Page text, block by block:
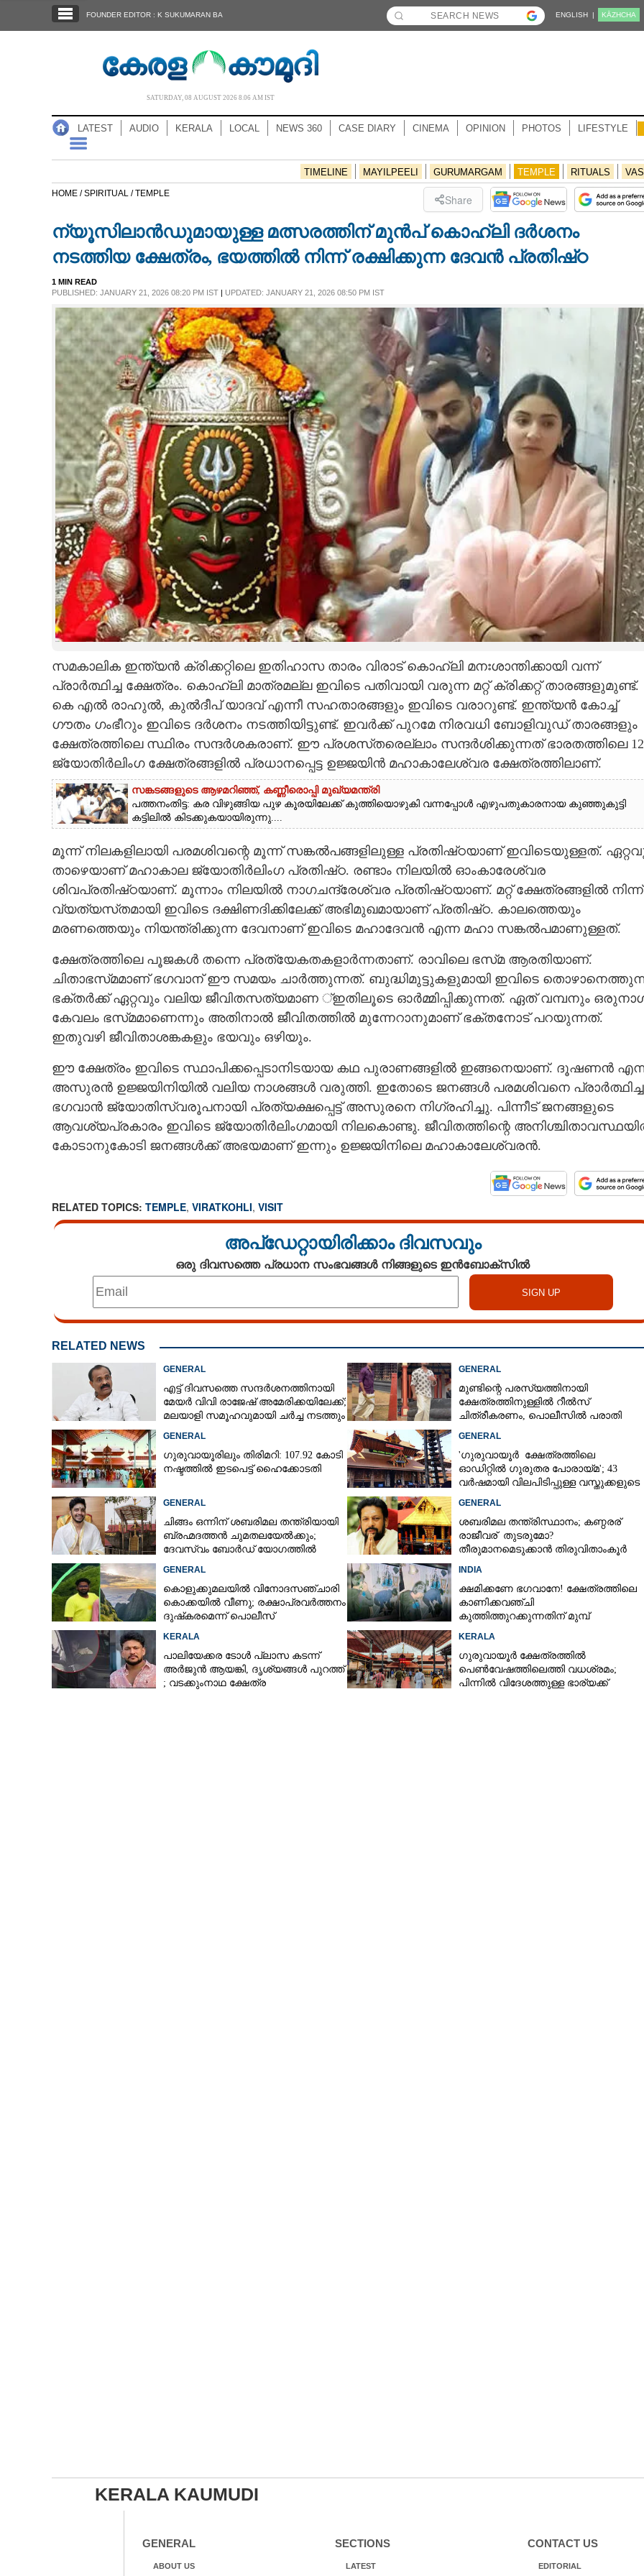
NOTIFIED NEWS
NEWS 360
CASE DIARY
LIFESTYLE
SPIRITUAL
CARTOONS
LITERATURE
CONTACT US
FOUNDER EDITOR : K SUKUMARAN BA ENGLISH | KĀZHCHA
SATURDAY, 08 AUGUST 2026 8.06 AM IST
LATEST AUDIO KERALA LOCAL NEWS 360 CASE DIARY CINEMA OPINION PHOTOS LIFESTYLE
TIMELINE MAYILPEELI GURUMARGAM TEMPLE RITUALS
HOME /SPIRITUAL /TEMPLE Share
ന്യൂസിലാൻഡുമായുള്ള മത്സരത്തിന് മുൻപ് കൊഹ്‌ലി ‌ദർശനം
നടത്തിയ ക്ഷേത്രം, ഭയത്തിൽ നിന്ന് രക്ഷിക്കുന്ന ദേവൻ പ്രതിഷ്‌ഠ
1 MIN READ
PUBLISHED: JANUARY 21, 2026 08:20 PM IST| UPDATED: JANUARY 21, 2026 08:50 PM IST
സമകാലിക ഇന്ത്യൻ ക്രിക്കറ്റിലെ ഇതിഹാസ താരം വിരാട് കൊഹ്‌ലി മനഃശാന്തിക്കായി വന്ന്
പ്രാർത്ഥിച്ച ക്ഷേത്രം. കൊഹ്ലി മാത്രമല്ല ഇവിടെ പതിവായി വരുന്ന മറ്റ് ക്രിക്കറ്റ് താരങ്ങളുമുണ്ട്.
കെ എൽ രാഹുൽ, കുൽദീപ് യാദവ് എന്നീ സഹതാരങ്ങളും ഇവിടെ വരാറുണ്ട്. ഇന്ത്യൻ കോച്ച്
ഗൗതം ഗംഭീറും ഇവിടെ ദർശനം നടത്തിയിട്ടുണ്ട്. ഇവർക്ക് പുറമേ നിരവധി ബോളിവുഡ് താരങ്ങളും
ക്ഷേത്രത്തിലെ സ്ഥിരം സന്ദർശകരാണ്. ഈ പ്രശസ്‌തരെല്ലാം സന്ദർശിക്കുന്നത് ഭാരതത്തിലെ 12
ജ്യോതിർലിംഗ ക്ഷേത്രങ്ങളിൽ പ്രധാനപ്പെട്ട ഉജ്ജയിൻ മഹാകാലേശ്വര ക്ഷേത്രത്തിലാണ്.
സങ്കടങ്ങളുടെ ആഴമറിഞ്ഞ്, കണ്ണീരൊപ്പി മുഖ്യമന്ത്രി
പത്തനംതിട്ട: കര വിഴുങ്ങിയ പുഴ കൂരയിലേക്ക് കുത്തിയൊഴുകി വന്നപ്പോൾ എഴുപതുകാരനായ കുഞ്ഞുകുട്ടി
കട്ടിലിൽ കിടക്കുകയായിരുന്നു....
മൂന്ന് നിലകളിലായി പരമശിവന്റെ മൂന്ന് സങ്കൽപങ്ങളിലുള്ള പ്രതിഷ്‌ഠയാണ് ഇവിടെയുള്ളത്.
താഴെയാണ് മഹാകാല ജ്യോതിർലിംഗ പ്രതിഷ്‌‌ഠ. രണ്ടാം നിലയിൽ ഓംകാരേശ്വര
ശിവപ്രതിഷ്‌ഠയാണ്. മൂന്നാം നിലയിൽ നാഗചന്ദ്രേശ്വര പ്രതിഷ്‌ഠയാണ്. മറ്റ് ക്ഷേത്രങ്ങളിൽ നിന്ന്
വ്യത്യസ്‌തമായി ഇവിടെ ദക്ഷിണദിക്കിലേക്ക് അഭിമുഖമായാണ് പ്രതിഷ്‌ഠ. കാലത്തെയും
മരണത്തെയും നിയന്ത്രിക്കുന്ന ദേവനാണ് ഇവിടെ മഹാദേവൻ എന്ന മഹാ സങ്കൽപമാണുള്ളത്.
ക്ഷേത്രത്തിലെ പൂജകൾ തന്നെ പ്രത്യേകതകളാർന്നതാണ്. രാവിലെ ഭസ്‌മ ആരതിയാണ്.
ചിതാഭസ്‌മമാണ് ഭഗവാന് ഈ സമയം ചാർത്തുന്നത്. ബുദ്ധിമുട്ടുകളുമായി ഇവിടെ
ഭക്തർക്ക് ഏറ്റവും വലിയ ജീവിതസത്യമാണ ്ഇതിലൂടെ ഓർമ്മിപ്പിക്കുന്നത്. ഏത് വമ്പനും
കേവലം ഭസ്‌മമാണെന്നും അതിനാൽ ജീവിതത്തിൽ മുന്നേറാനുമാണ് ഭക്തനോട് പറയുന്നത്.
ഇതുവഴി ജീവിതാശങ്കകളും ഭയവും ഒഴിയും.
ഈ ക്ഷേത്രം ഇവിടെ സ്ഥാപിക്കപ്പെടാനിടയായ കഥ പുരാണങ്ങളിൽ ഇങ്ങനെയാണ്. ദൂഷണൻ
അസുരൻ ഉജ്ജയിനിയിൽ വലിയ നാശങ്ങൾ വരുത്തി. ഇതോടെ ജനങ്ങൾ പരമശിവനെ
ഭഗവാൻ ജ്യോതിസ്വരൂപനായി പ്രത്യക്ഷപ്പെട്ട് അസുരനെ നിഗ്രഹിച്ചു. പിന്നീട് ജനങ്ങളുടെ
ആവശ്യപ്രകാരം ഇവിടെ ജ്യോതിർലിംഗമായി നിലകൊണ്ടു. ജീവിതത്തിന്റെ
കോടാനുകോടി ജനങ്ങൾക്ക് അഭയമാണ് ഇന്നും ഉജ്ജയിനിലെ മഹാകാലേശ്വരൻ.
RELATED TOPICS: TEMPLE, VIRATKOHLI, VISIT
അപ്ഡേറ്റായിരിക്കാം ദിവസവും
ഒരു ദിവസത്തെ പ്രധാന സംഭവങ്ങൾ നിങ്ങളുടെ ഇൻബോക്സിൽ
RELATED NEWS
GENERAL
എട്ട് ദിവസത്തെ സന്ദർശനത്തിനായി
മേയർ വിവി രാജേഷ് അമേരിക്കയിലേക്ക്;
മലയാളി സമൂഹവുമായി ചർച്ച നടത്തും
GENERAL
മുണ്ടിന്റെ പരസ്യത്തിനായി
ക്ഷേത്രത്തിനുള്ളിൽ റീൽസ്
ചിത്രീകരണം, പൊലീസിൽ പരാതി
GENERAL
ഗുരുവായൂരിലും തിരിമറി: 107.92 കോടി
നഷ്ടത്തിൽ ഇടപെട്ട് ഹൈക്കോടതി
GENERAL
'ഗുരുവായൂർ ക്ഷേത്രത്തിലെ
ഓഡിറ്റിൽ ഗുരുതര പോരായ്മ'; 43
വർഷമായി വിലപിടിപ്പുള്ള വസ്തുക്കളുടെ
GENERAL
ചിങ്ങം ഒന്നിന് ശബരിമല തന്ത്രിയായി
ബ്രഹ്മദത്തൻ ചുമതലയേൽക്കും;
ദേവസ്വം ബോർഡ് യോഗത്തിൽ
GENERAL
ശബരിമല തന്ത്രിസ്ഥാനം; കണ്ഠരര്
രാജീവര് തുടരുമോ?
തീരുമാനമെടുക്കാൻ തിരുവിതാംകൂർ
GENERAL
കൊളുക്കുമലയിൽ വിനോദസഞ്ചാരി
കൊക്കയിൽ വീണു; രക്ഷാപ്രവർത്തനം
ദുഷ്‌കരമെന്ന് പൊലീസ്
INDIA
ക്ഷമിക്കണേ ഭഗവാനേ! ക്ഷേത്രത്തിലെ
കാണിക്കവഞ്ചി
കുത്തിത്തുറക്കുന്നതിന് മുമ്പ്
KERALA
പാലിയേക്കര ടോൾ പ്ലാസ കടന്ന്
അർജുൻ ആയങ്കി,​ ദൃശ്യങ്ങൾ പുറത്ത്
; വടക്കുംനാഥ ക്ഷേത്ര
KERALA
ഗുരുവായൂർ ക്ഷേത്രത്തിൽ
പെൺവേഷത്തിലെത്തി വധശ്രമം;
പിന്നിൽ വിദേശത്തുള്ള ഭാര്യക്ക്
KERALA KAUMUDI
GENERAL
ABOUT US
SECTIONS
LATEST
CONTACT US
EDITORIAL
ന്യൂസിലാൻഡുമായുള്ള മത്സരത്തിന്
മുൻപ് കൊഹ്‌ലി ‌ദർശനം നടത്തിയ
ക്ഷേത്രം, ഭയത്തിൽ നിന്ന് രക്ഷിക്കുന്ന
ദേവൻ പ്രതിഷ്‌ഠ
Share this link